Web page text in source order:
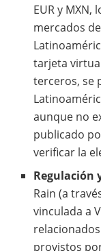
EUR y
mercados
tarjeta
terceros, se
aunque no
publicado
verificar la
Regulación
Rain (a
vinculada a
provistos